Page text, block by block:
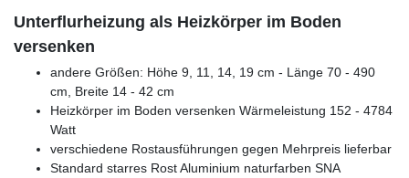
Unterflurheizung als Heizkörper im Boden
versenken
andere Größen: Höhe 9, 11, 14, 19 cm - Länge 70 - 490
cm, Breite 14 - 42 cm
Heizkörper im Boden versenken Wärmeleistung 152 - 4784
Watt
verschiedene Rostausführungen gegen Mehrpreis lieferbar
Standard starres Rost Aluminium naturfarben SNA